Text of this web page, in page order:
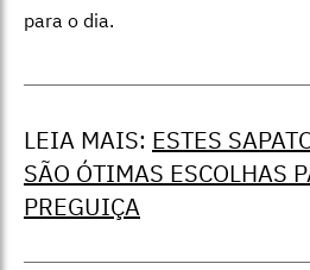
para o dia.
LEIA MAIS: ESTES
SÃO ÓTIMAS ESCOLHAS
PREGUIÇA